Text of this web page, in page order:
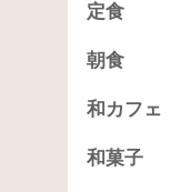
定食
朝食
和カフェ
和菓子